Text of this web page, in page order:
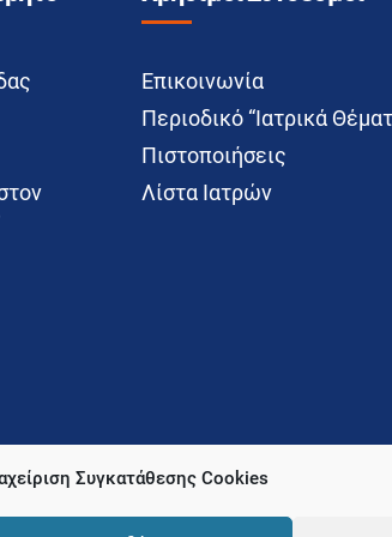
Συγκατάθεσης Cookies
Επικοινωνία
Περιοδικό “Ιατρικά
Πιστοποιήσεις
Λίστα Ιατρών